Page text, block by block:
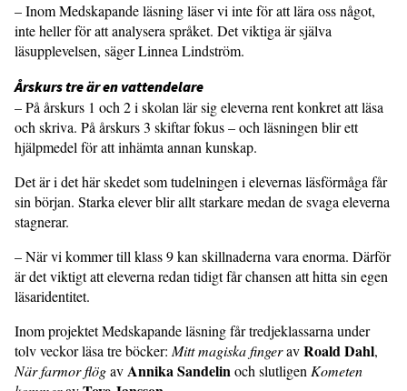
– Inom Medskapande läsning läser vi inte för att lära oss något,
inte heller för att analysera språket. Det viktiga är själva
läsupplevelsen, säger Linnea Lindström.
Årskurs tre är en vattendelare
– På årskurs 1 och 2 i skolan lär sig eleverna rent konkret att läsa
och skriva. På årskurs 3 skiftar fokus – och läsningen blir ett
hjälpmedel för att inhämta annan kunskap.
Det är i det här skedet som tudelningen i elevernas läsförmåga får
sin början. Starka elever blir allt starkare medan de svaga eleverna
stagnerar.
– När vi kommer till klass 9 kan skillnaderna vara enorma. Därför
är det viktigt att eleverna redan tidigt får chansen att hitta sin egen
läsaridentitet.
Inom projektet Medskapande läsning får tredjeklassarna under
tolv veckor läsa tre böcker: Mitt magiska fingeravRoald Dahl,
När farmor flögavAnnika Sandelinoch slutligen Kometen